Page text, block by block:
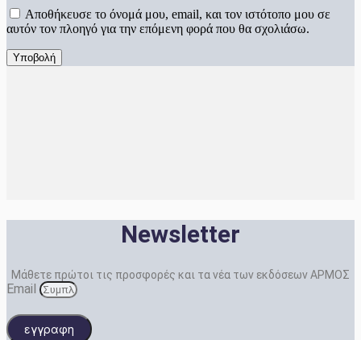
Αποθήκευσε το όνομά μου, email, και τον ιστότοπο μου σε
αυτόν τον πλοηγό για την επόμενη φορά που θα σχολιάσω.
Newsletter
Μάθετε πρώτοι τις προσφορές και τα νέα των εκδόσεων ΑΡΜΟΣ
Email
εγγραφη